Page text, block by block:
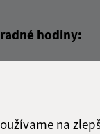
na
hodiny:
08:00 -